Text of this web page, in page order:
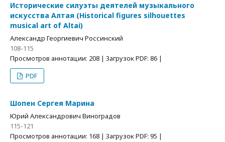
Исторические силуэты деятелей музыкального
искусства Алтая (Historical figures silhouettes
musical art of Altai)
Александр Георгиевич Россинский
108-115
Просмотров аннотации: 208 | Загрузок PDF: 86 |
PDF
Шопен Сергея Марина
Юрий Александрович Виноградов
115-121
Просмотров аннотации: 168 | Загрузок PDF: 95 |